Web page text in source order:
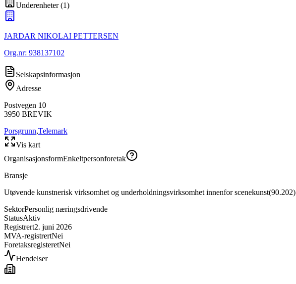
Underenheter(1)
JARDAR NIKOLAI PETTERSEN
Org.nr: 938137102
Selskapsinformasjon
Adresse
Postvegen 10
3950 BREVIK
Porsgrunn,Telemark
Vis kart
OrganisasjonsformEnkeltpersonforetak
Bransje
Utøvende kunstnerisk virksomhet og underholdningsvirksomhet innenfor scenekunst(90.202)
SektorPersonlig næringsdrivende
StatusAktiv
Registrert2. juni 2026
MVA-registrertNei
ForetaksregisteretNei
Hendelser